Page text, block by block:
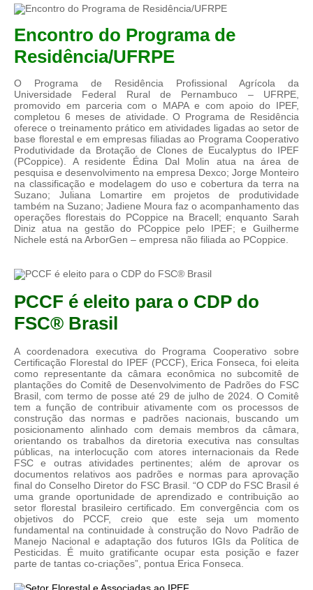
Encontro do Programa de
Residência/UFRPE
O Programa de Residência Profissional Agrícola da
Universidade Federal Rural de Pernambuco – UFRPE,
promovido em parceria com o MAPA e com apoio do IPEF,
completou 6 meses de atividade. O Programa de Residência
oferece o treinamento prático em atividades ligadas ao setor de
base florestal e em empresas filiadas ao Programa Cooperativo
Produtividade da Brotação de Clones de Eucalyptus do IPEF
(PCoppice). A residente Édina Dal Molin atua na área de
pesquisa e desenvolvimento na empresa Dexco; Jorge Monteiro
na classificação e modelagem do uso e cobertura da terra na
Suzano; Juliana Lomartire em projetos de produtividade
também na Suzano; Jadiene Moura faz o acompanhamento das
operações florestais do PCoppice na Bracell; enquanto Sarah
Diniz atua na gestão do PCoppice pelo IPEF; e Guilherme
Nichele está na ArborGen – empresa não filiada ao PCoppice.
PCCF é eleito para o CDP do
FSC® Brasil
A coordenadora executiva do Programa Cooperativo sobre
Certificação Florestal do IPEF (PCCF), Erica Fonseca, foi eleita
como representante da câmara econômica no subcomitê de
plantações do Comitê de Desenvolvimento de Padrões do FSC
Brasil, com termo de posse até 29 de julho de 2024. O Comitê
tem a função de contribuir ativamente com os processos de
construção das normas e padrões nacionais, buscando um
posicionamento alinhado com demais membros da câmara,
orientando os trabalhos da diretoria executiva nas consultas
públicas, na interlocução com atores internacionais da Rede
FSC e outras atividades pertinentes; além de aprovar os
documentos relativos aos padrões e normas para aprovação
final do Conselho Diretor do FSC Brasil. “O CDP do FSC Brasil é
uma grande oportunidade de aprendizado e contribuição ao
setor florestal brasileiro certificado. Em convergência com os
objetivos do PCCF, creio que este seja um momento
fundamental na continuidade à construção do Novo Padrão de
Manejo Nacional e adaptação dos futuros IGIs da Política de
Pesticidas. É muito gratificante ocupar esta posição e fazer
parte de tantas co-criações”, pontua Erica Fonseca.